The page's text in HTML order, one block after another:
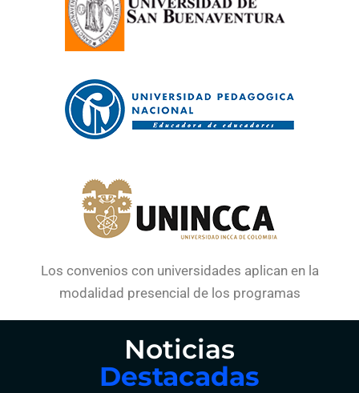
Los convenios con universidades aplican en la
modalidad presencial de los programas
Noticias
Destacadas